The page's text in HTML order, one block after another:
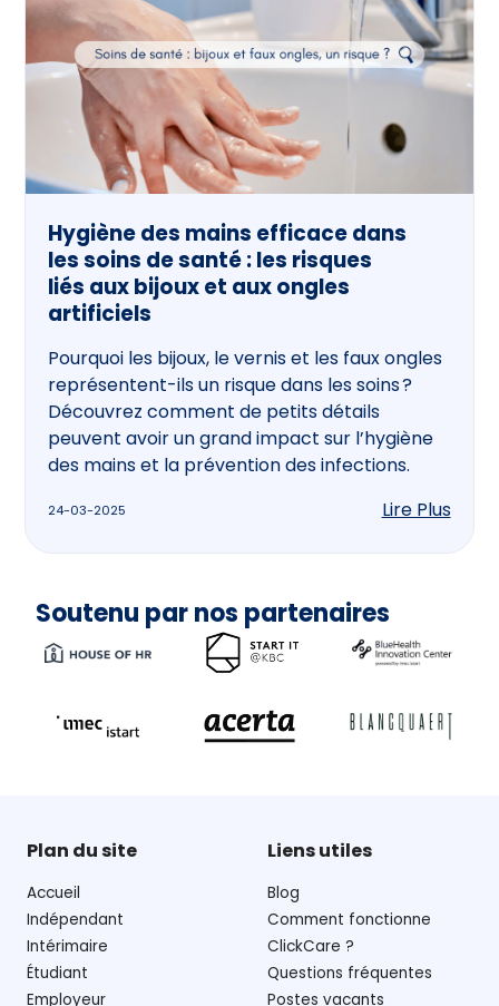
Hygiène des mains efficace dans
les soins de santé : les risques
liés aux bijoux et aux ongles
artificiels
Pourquoi les bijoux, le vernis et les faux ongles
représentent-ils un risque dans les soins ?
Découvrez comment de petits détails
peuvent avoir un grand impact sur l’hygiène
des mains et la prévention des infections.
24-03-2025 Lire Plus
Soutenu par nos partenaires
Plan du site
Accueil
Indépendant
Intérimaire
Étudiant
Employeur
Liens utiles
Blog
Comment fonctionne
ClickCare ?
Questions fréquentes
Postes vacants